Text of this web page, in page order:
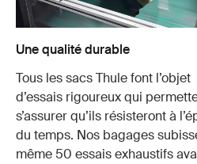
Une qualité durable
Tous les sacs Thule font l’objet
d’essais rigoureux qui
s’assurer qu’ils résisteront à
du temps. Nos bagages
même 50 essais exhaustifs